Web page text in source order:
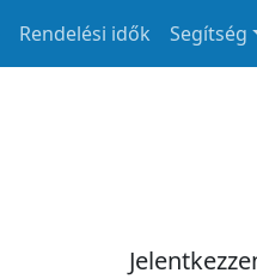
Rendelési idők Segítség